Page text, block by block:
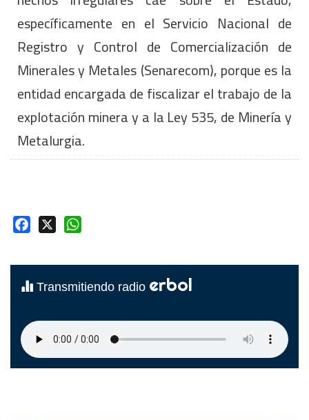
específicamente en el Servicio Nacional de
Registro y Control de Comercialización de
Minerales y Metales (Senarecom), porque es la
entidad encargada de fiscalizar el trabajo de la
explotación minera y a la Ley 535, de Minería y
Metalurgia.
Facebook
Transmitiendo radio erbol